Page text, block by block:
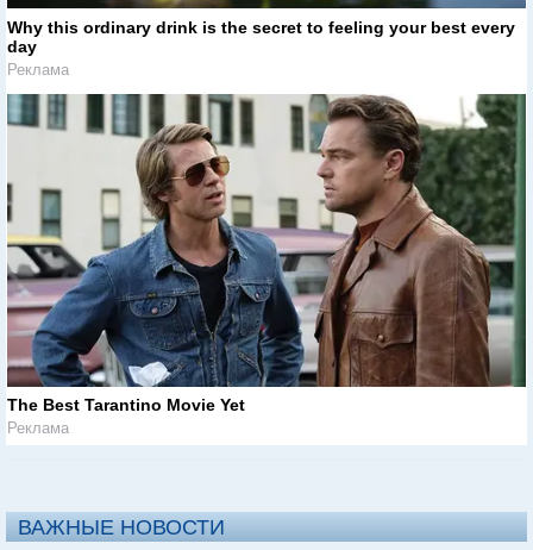
Why this ordinary drink is the secret to feeling your best every
day
Реклама
The Best Tarantino Movie Yet
Реклама
ВАЖНЫЕ НОВОСТИ